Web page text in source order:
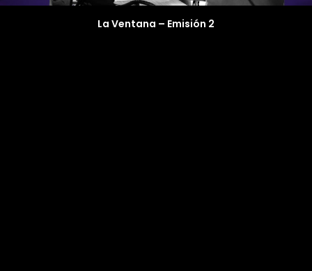
La Ventana – Emisión 2